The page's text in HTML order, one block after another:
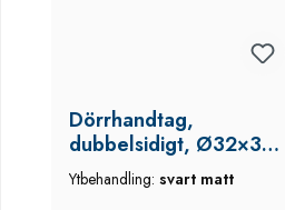
Dörrhandtag,
dubbelsidigt, Ø32×32
mm, svart matt PVD-
belagd
Ytbehandling: svart matt